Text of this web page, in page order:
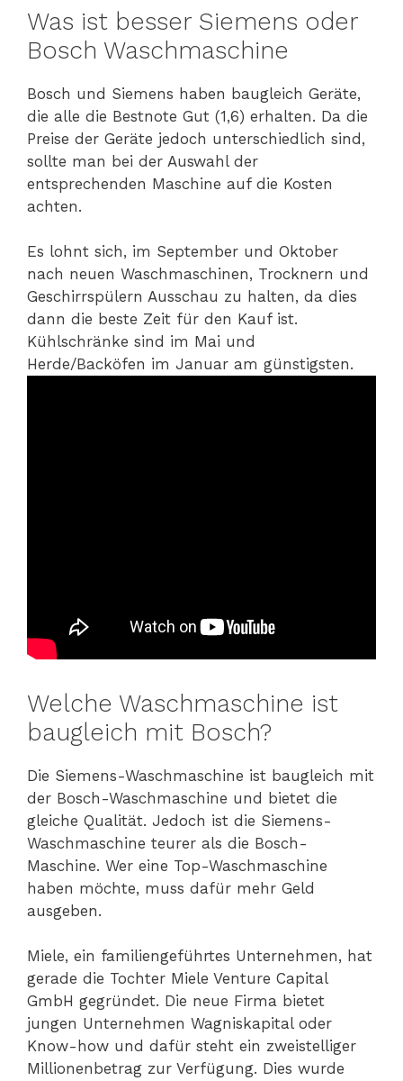
Was ist besser Siemens oder
Bosch Waschmaschine
Bosch und Siemens haben baugleich Geräte,
die alle die Bestnote Gut (1,6) erhalten. Da die
Preise der Geräte jedoch unterschiedlich sind,
sollte man bei der Auswahl der
entsprechenden Maschine auf die Kosten
achten.
Es lohnt sich, im September und Oktober
nach neuen Waschmaschinen, Trocknern und
Geschirrspülern Ausschau zu halten, da dies
dann die beste Zeit für den Kauf ist.
Kühlschränke sind im Mai und
Herde/Backöfen im Januar am günstigsten.
Welche Waschmaschine ist
baugleich mit Bosch?
Die Siemens-Waschmaschine ist baugleich mit
der Bosch-Waschmaschine und bietet die
gleiche Qualität. Jedoch ist die Siemens-
Waschmaschine teurer als die Bosch-
Maschine. Wer eine Top-Waschmaschine
haben möchte, muss dafür mehr Geld
ausgeben.
Miele, ein familiengeführtes Unternehmen, hat
gerade die Tochter Miele Venture Capital
GmbH gegründet. Die neue Firma bietet
jungen Unternehmen Wagniskapital oder
Know-how und dafür steht ein zweistelliger
Millionenbetrag zur Verfügung. Dies wurde